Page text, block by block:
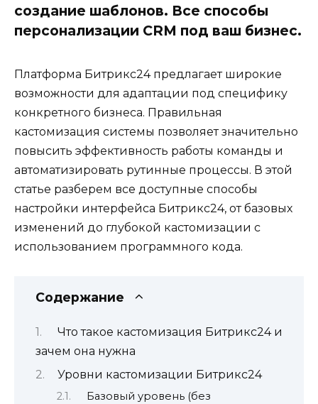
создание шаблонов. Все способы
персонализации CRM под ваш бизнес.
Платформа Битрикс24 предлагает широкие
возможности для адаптации под специфику
конкретного бизнеса. Правильная
кастомизация системы позволяет значительно
повысить эффективность работы команды и
автоматизировать рутинные процессы. В этой
статье разберем все доступные способы
настройки интерфейса Битрикс24, от базовых
изменений до глубокой кастомизации с
использованием программного кода.
Содержание
Что такое кастомизация Битрикс24 и
зачем она нужна
Уровни кастомизации Битрикс24
Базовый уровень (без